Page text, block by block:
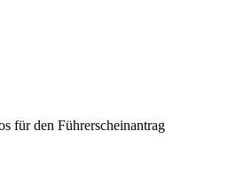
für den Führerscheinantrag